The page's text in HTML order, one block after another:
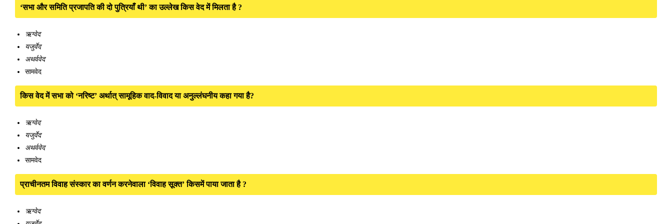
‘सभा और समिति प्रजापति की दो पुत्रियाँ थी’ का उल्लेख किस वेद में मिलता है ?
ऋग्वेद
यजुर्वेद
अथर्ववेद
सामवेद
किस वेद में सभा को ‘नरिष्ट’ अर्थात् सामूहिक वाद-विवाद या अनुल्लंघनीय कहा गया है?
ऋग्वेद
यजुर्वेद
अथर्ववेद
सामवेद
प्राचीनतम विवाह संस्कार का वर्णन करनेवाला ‘विवाह सूक्त’ किसमें पाया जाता है ?
ऋग्वेद